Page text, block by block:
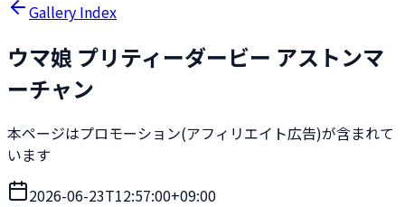
Gallery Index
ウマ娘 プリティーダービー アストンマ
ーチャン
本ページはプロモーション(アフィリエイト広告)が含まれて
います
2026-06-23T12:57:00+09:00